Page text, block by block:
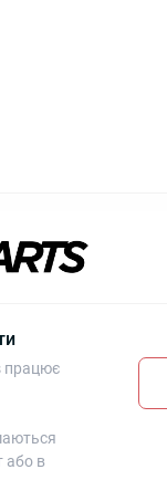
працює
або в